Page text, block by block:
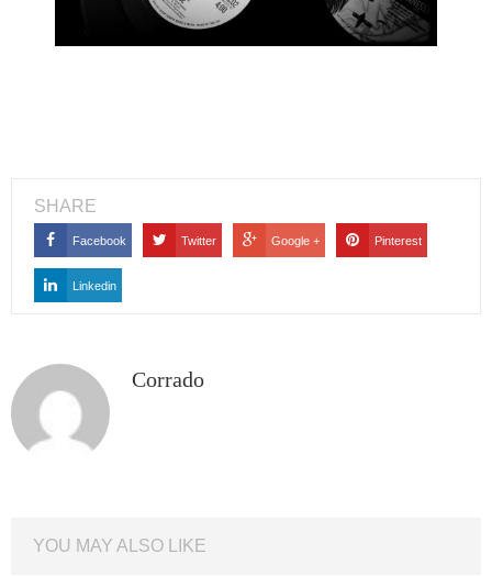
SHARE
Facebook Twitter Google + Pinterest
Linkedin
Corrado
YOU MAY ALSO LIKE